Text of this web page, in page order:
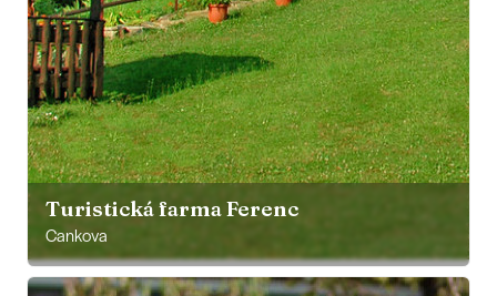
Turistická farma Ferenc
Cankova